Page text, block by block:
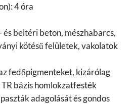
4 óra
beltéri beton, mészhabarcs,
kötésű felületek, vakolatok
fedőpigmenteket, kizárólag
bázis homlokzatfesték
adagolását és gondos